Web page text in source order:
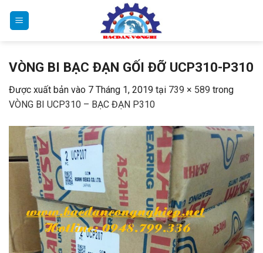
VÒNG BI BẠC ĐẠN GỐI ĐỠ UCP310-P310
Được xuất bản vào 7 Tháng 1, 2019 tại 739 × 589 trong
VÒNG BI UCP310 – BẠC ĐẠN P310